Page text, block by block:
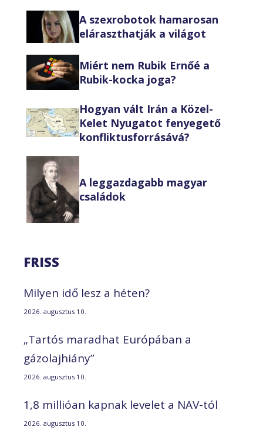
A szexrobotok hamarosan
eláraszthatják a világot
Miért nem Rubik Ernőé a
Rubik-kocka joga?
Hogyan vált Irán a Közel-
Kelet Nyugatot fenyegető
konfliktusforrásává?
A leggazdagabb magyar
családok
FRISS
Milyen idő lesz a héten?
2026. augusztus 10.
„Tartós maradhat Európában a
gázolajhiány”
2026. augusztus 10.
1,8 millióan kapnak levelet a NAV-tól
2026. augusztus 10.